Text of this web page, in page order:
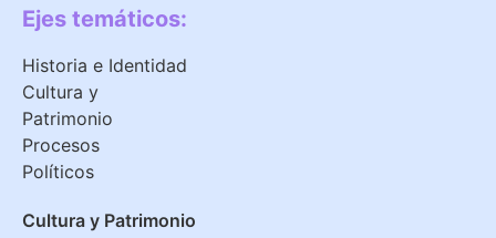
Ejes temáticos:
Historia e Identidad
Cultura y
Patrimonio
Procesos
Políticos
Cultura y Patrimonio